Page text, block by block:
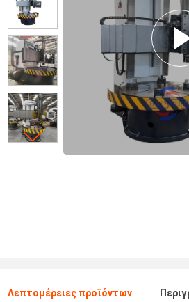
Λεπτομέρειες προϊόντων